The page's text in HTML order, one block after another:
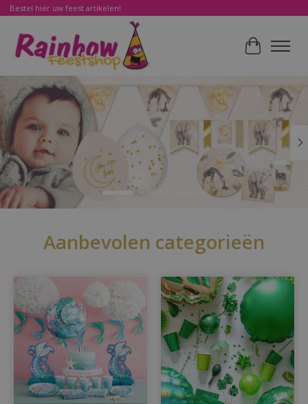
Bestel hier uw feest artikelen!
Hero slideshow items
Aanbevolen categorieën